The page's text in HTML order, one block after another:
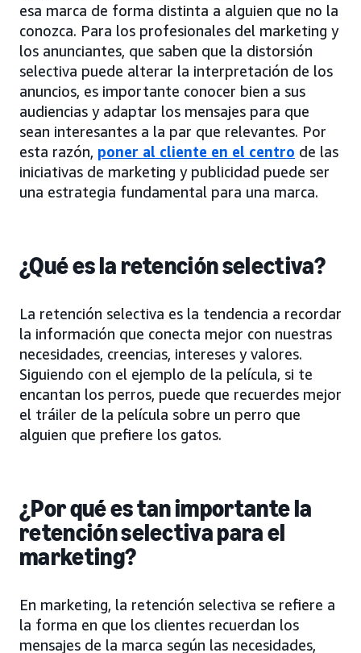
esa marca de forma distinta a alguien que no la
conozca. Para los profesionales del marketing y
los anunciantes, que saben que la distorsión
selectiva puede alterar la interpretación de los
anuncios, es importante conocer bien a sus
audiencias y adaptar los mensajes para que
sean interesantes a la par que relevantes. Por
esta razón, poner al cliente en el centro de las
iniciativas de marketing y publicidad puede ser
una estrategia fundamental para una marca.
¿Qué es la retención selectiva?
La retención selectiva es la tendencia a recordar
la información que conecta mejor con nuestras
necesidades, creencias, intereses y valores.
Siguiendo con el ejemplo de la película, si te
encantan los perros, puede que recuerdes mejor
el tráiler de la película sobre un perro que
alguien que prefiere los gatos.
¿Por qué es tan importante la
retención selectiva para el
marketing?
En marketing, la retención selectiva se refiere a
la forma en que los clientes recuerdan los
mensajes de la marca según las necesidades,